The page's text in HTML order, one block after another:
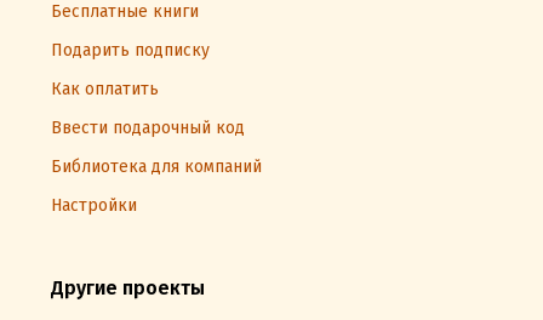
Бесплатные книги
Подарить подписку
Как оплатить
Ввести подарочный код
Библиотека для компаний
Настройки
Другие проекты